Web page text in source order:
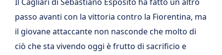
passo avanti con la vittoria contro la Fiorentina, ma
il giovane attaccante non nasconde che molto di
ciò che sta vivendo oggi è frutto di sacrificio e